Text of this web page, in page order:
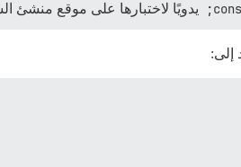
يدويًا لاختبارها على موقع منشئ
إلى: